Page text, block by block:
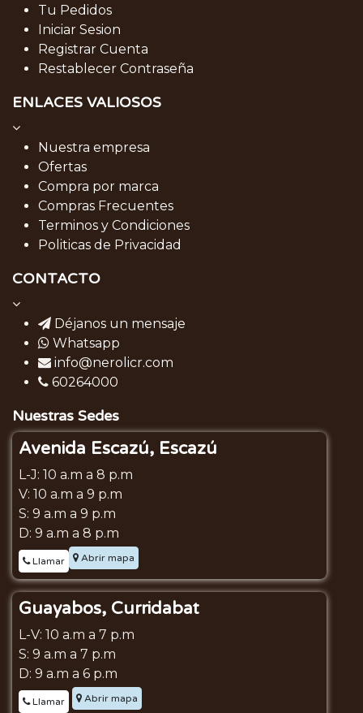
Tu Pedidos
Iniciar Sesion
Registrar Cuenta
Restablecer Contraseña
ENLACES VALIOSOS
Nuestra empresa
Ofertas
Compra por marca
Compras Frecuentes
Terminos y Condiciones
Politicas de Privacidad
CONTACTO
Déjanos un mensaje
Whatsapp
info@nerolicr.com
60264000
Nuestras Sedes
Avenida Escazú, Escazú
L-J: 10 a.m a 8 p.m
V: 10 a.m a 9 p.m
S: 9 a.m a 9 p.m
D: 9 a.m a 8 p.m
Llamar Abrir mapa
Guayabos, Curridabat
L-V: 10 a.m a 7 p.m
S: 9 a.m a 7 p.m
D: 9 a.m a 6 p.m
Llamar Abrir mapa